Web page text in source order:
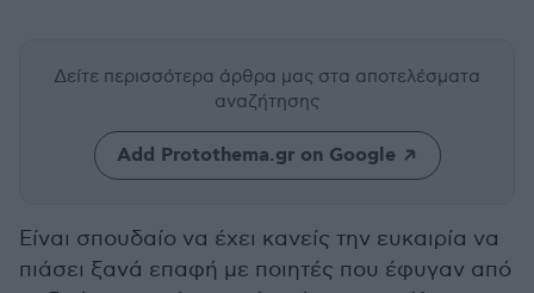
Δείτε περισσότερα άρθρα μας στα αποτελέσματα
αναζήτησης
Add Protothema.gr on Google
Είναι σπουδαίο να έχει κανείς την ευκαιρία να
πιάσει ξανά επαφή με ποιητές που έφυγαν από